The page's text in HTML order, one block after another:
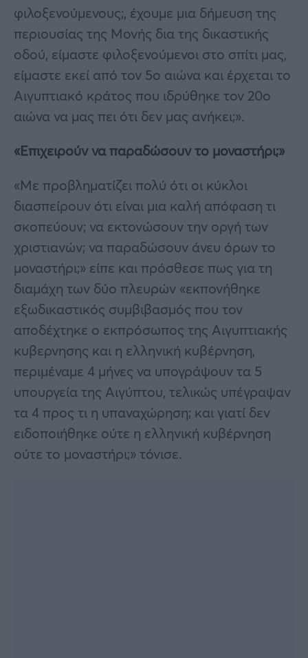
φιλοξενούμενους;, έχουμε μια δήμευση της
περιουσίας της Μονής δια της δικαστικής
οδού, είμαστε φιλοξενούμενοι στο σπίτι μας,
είμαστε εκεί από τον 5ο αιώνα και έρχεται το
Αιγυπτιακό κράτος που ιδρύθηκε τον 20ο
αιώνα να μας πει ότι δεν μας ανήκει;».
«Επιχειρούν να παραδώσουν το μοναστήρι;»
«Με προβληματίζει πολύ ότι οι κύκλοι
διασπείρουν ότι είναι μια καλή απόφαση τι
σκοπεύουν; να εκτονώσουν την οργή των
χριστιανών; να παραδώσουν άνευ όρων το
μοναστήρι;» είπε και πρόσθεσε πως για τη
διαμάχη των δύο πλευρών «εκπονήθηκε
εξωδικαστικός συμβιβασμός που τον
αποδέχτηκε ο εκπρόσωπος της Αιγυπτιακής
κυβερνησης και η ελληνική κυβέρνηση,
περιμέναμε 4 μήνες να υπογράψουν τα 5
υπουργεία της Αιγύπτου, τελικώς υπέγραψαν
τα 4 προς τι η υπαναχώρηση; και γιατί δεν
ειδοποιήθηκε ούτε η ελληνική κυβέρνηση
ούτε το μοναστήρι;» τόνισε.